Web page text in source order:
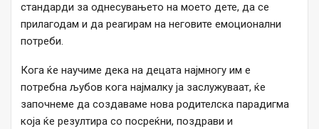
стандарди за однесувањето на моето дете, да се
прилагодам и да реагирам на неговите емоционални
потреби.
Кога ќе научиме дека на децата најмногу им е
потребна љубов кога најмалку ја заслужуваат, ќе
започнеме да создаваме нова родителска парадигма
која ќе резултира со посреќни, поздрави и